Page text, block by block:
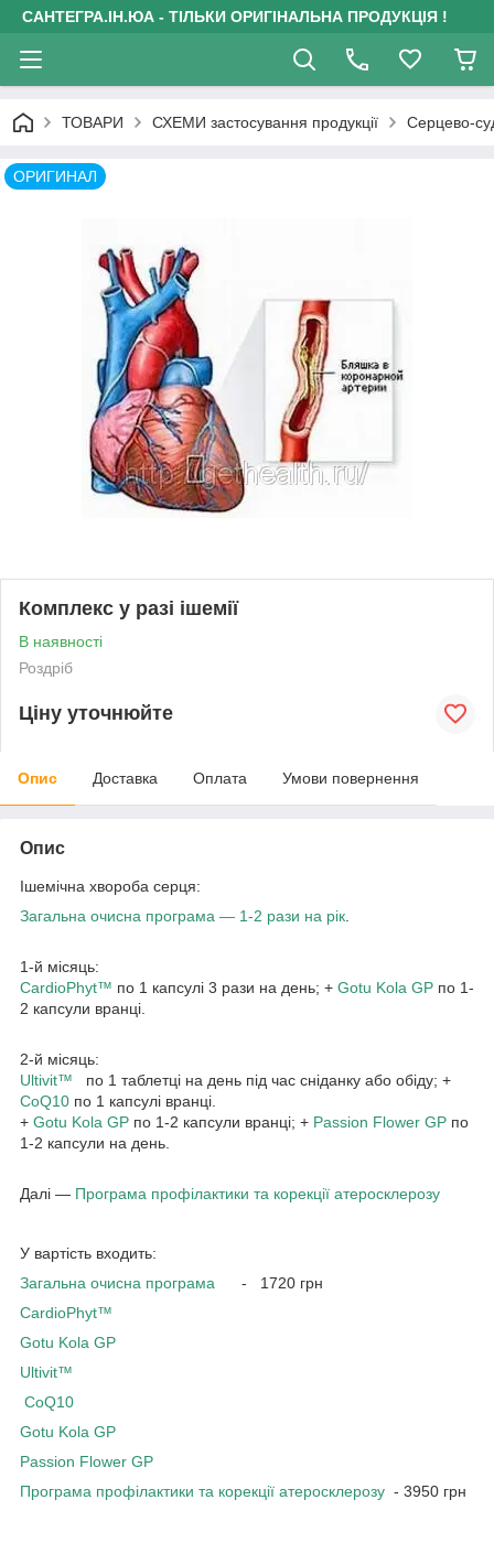
САНТЕГРА.ІН.ЮА - ТІЛЬКИ ОРИГІНАЛЬНА ПРОДУКЦІЯ !
ТОВАРИ СХЕМИ застосування продукції Серцево-
ОРИГИНАЛ
Комплекс у разі ішемії
В наявності
Роздріб
Ціну уточнюйте
Опис Доставка Оплата Умови повернення
Опис
Ішемічна хвороба серця:
Загальна очисна програма — 1-2 рази на рік
1-й місяць:
CardioPhyt™ по 1 капсулі 3 рази на день; + Gotu Kola GP по 1-
2 капсули вранці.
2-й місяць:
Ultivit™ по 1 таблетці на день під час сніданку або обіду; +
CoQ10 по 1 капсулі вранці.
+ Gotu Kola GP по 1-2 капсули вранці; + Passion Flower GP по
1-2 капсули на день.
Далі — Програма профілактики та корекції атеросклерозу
У вартість входить:
Загальна очисна програма - 1720 грн
CardioPhyt™
Gotu Kola GP
Ultivit™
CoQ10
Gotu Kola GP
Passion Flower GP
Програма профілактики та корекції атеросклерозу - 3950 грн